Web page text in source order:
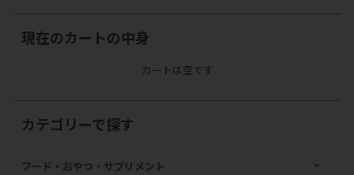
現在のカートの中身
カートは空です
カテゴリーで探す
フード・おやつ・サプリメント